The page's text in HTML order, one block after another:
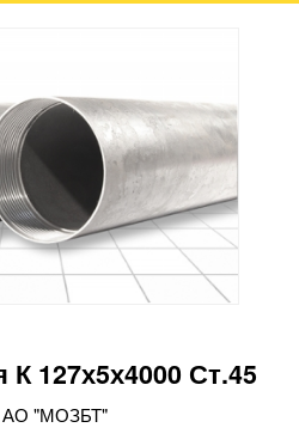
127х5х4000 Ст.45
АО "МОЗБТ"